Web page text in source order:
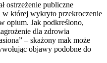
ostrzeżenie publiczne
w której wykryto przekroczenie
opium. Jak podkreślono,
dla zdrowia
– skażony mak może
objawy podobne do